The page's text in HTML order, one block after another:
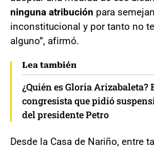
ninguna atribución para
inconstitucional y por tanto no
alguno”, afirmó.
Lea también
¿Quién es Gloria Arizabaleta?
congresista que pidió
del presidente Petro
Desde la Casa de Nariño, entre